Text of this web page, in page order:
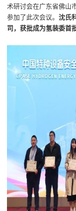
术研讨会在广东省佛山
参加了此次会议。沈氏
司，获批成为氢装委首